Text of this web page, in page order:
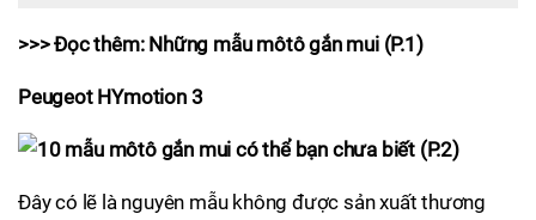
>>> Đọc thêm:Những mẫu môtô gắn mui (P.1)
Peugeot HYmotion 3
Đây có lẽ là nguyên mẫu không được sản xuất thương